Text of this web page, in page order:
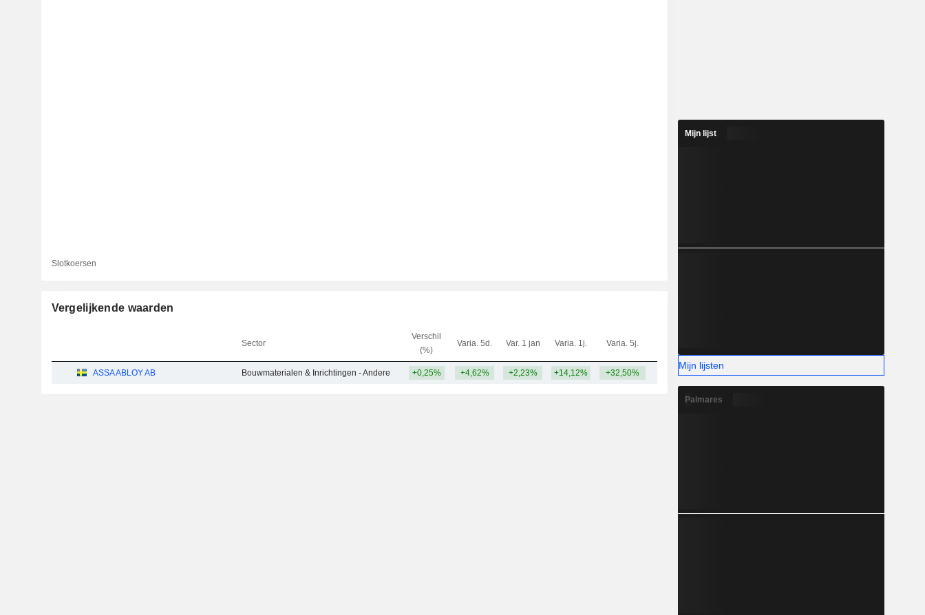
Slotkoersen
Vergelijkende waarden
Sector
Verschil
(%)
Varia. 5d. Var. 1 jan Varia. 1j. Varia. 5j.
ASSA ABLOY AB Bouwmaterialen & Inrichtingen - Andere +0,25% +4,62% +2,23% +14,12% +32,50% 42,85 mld.
Mijn lijst
Mijn lijsten
Palmares